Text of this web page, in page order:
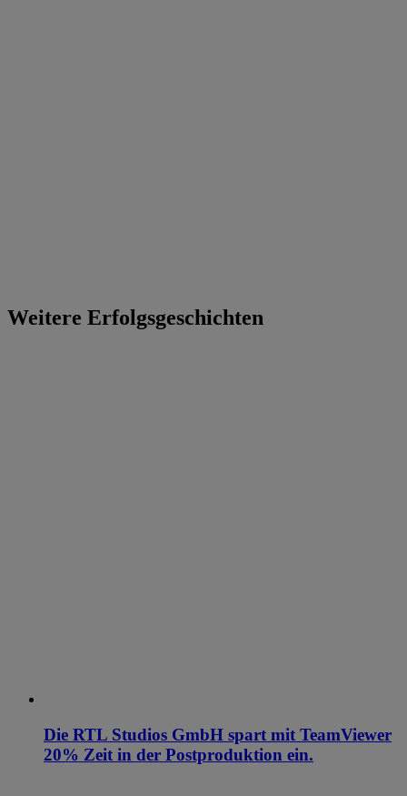
Weitere Erfolgsgeschichten
Die RTL Studios GmbH spart mit TeamViewer
20% Zeit in der Postproduktion ein.